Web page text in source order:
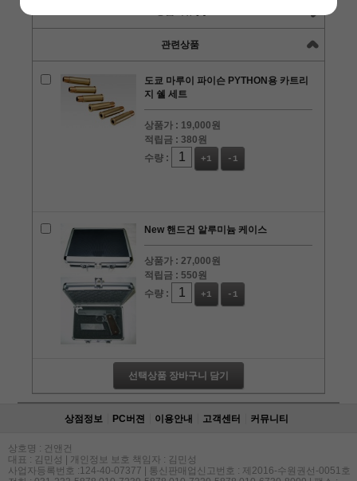
관련상품
도쿄 마루이 파이슨 PYTHON용 카트리
지 쉘 세트
상품가 : 19,000원
적립금 :380원
수량 :
+1 -1
New 핸드건 알루미늄 케이스
상품가 :27,000원
적립금 : 550원
수량 :
+1 -1
선택상품 장바구니 담기
상점정보 PC버젼 이용안내 고객센터 커뮤니티
상호명 : 건앤건
대표 : 김민성 | 개인정보 보호 책임자 : 김민성
사업자등록번호 :124-40-07377 | 통신판매업신고번호 : 제2016-수원권선-0051호